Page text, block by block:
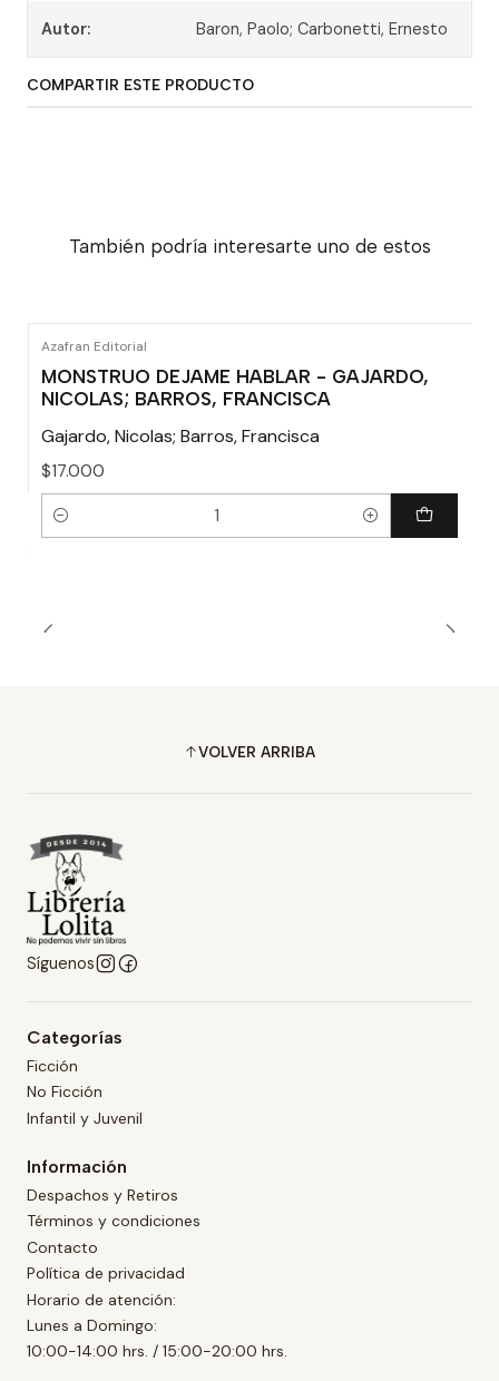
Autor: Baron, Paolo; Carbonetti, Ernesto
COMPARTIR ESTE PRODUCTO
También podría interesarte uno de estos
Azafran Editorial
MONSTRUO DEJAME HABLAR - GAJARDO,
NICOLAS; BARROS, FRANCISCA
Gajardo, Nicolas; Barros, Francisca
$17.000
Cantidad
VOLVER ARRIBA
Síguenos
Categorías
Ficción
No Ficción
Infantil y Juvenil
Información
Despachos y Retiros
Términos y condiciones
Contacto
Política de privacidad
Horario de atención:
Lunes a Domingo:
10:00-14:00 hrs. / 15:00-20:00 hrs.